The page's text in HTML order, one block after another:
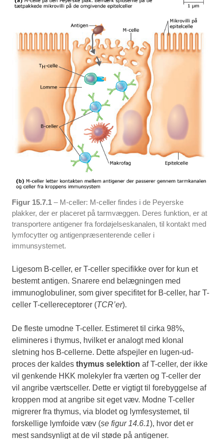
Figur 15.7.1 – M-celler: M-celler findes i de Peyerske
plakker, der er placeret på tarmvæggen. Deres funktion, er at
transportere antigener fra fordøjelseskanalen, til kontakt med
lymfocytter og antigenpræsenterende celler i
immunsystemet.
Ligesom B-celler, er T-celler specifikke over for kun et
bestemt antigen. Snarere end belægningen med
immunoglobuliner, som giver specifitet for B-celler, har T-
celler T-cellereceptorer (TCR’er).
De fleste umodne T-celler. Estimeret til cirka 98%,
elimineres i thymus, hvilket er analogt med klonal
sletning hos B-cellerne. Dette afspejler en lugen-ud-
proces der kaldes thymus selektion af T-celler, der ikke
vil genkende HKK molekyler fra værten og T-celler der
vil angribe værtsceller. Dette er vigtigt til forebyggelse af
kroppen mod at angribe sit eget væv. Modne T-celler
migrerer fra thymus, via blodet og lymfesystemet, til
forskellige lymfoide væv (se figur 14.6.1), hvor det er
mest sandsynligt at de vil støde på antigener.